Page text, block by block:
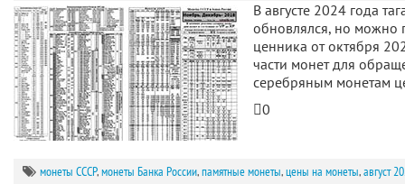
В августе 2024 года
обновлялся, но можно
ценника от октября
части монет для
серебряным монетам
0
монеты СССР,монеты Банка России,памятные монеты,цены на монеты,август